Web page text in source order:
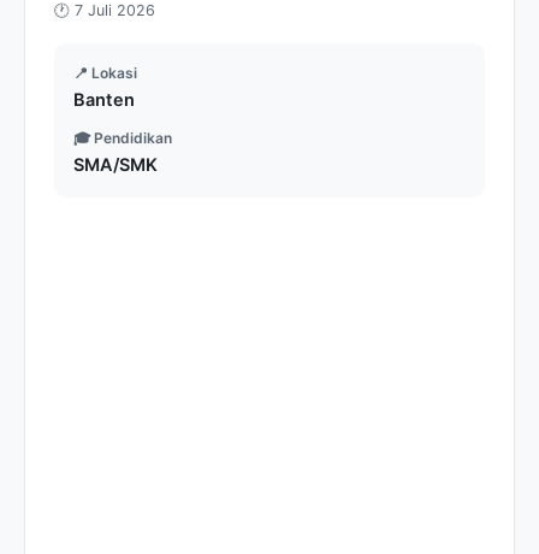
🕐 7 Juli 2026
📍 Lokasi
Banten
🎓 Pendidikan
SMA/SMK